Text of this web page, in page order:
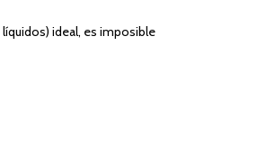
ideal, es imposible